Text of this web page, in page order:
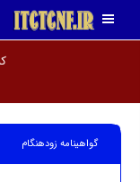
گواهینامه زودهنگام